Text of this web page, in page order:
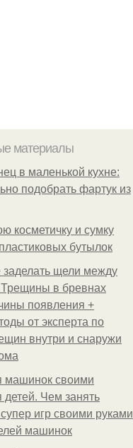
материалы
в маленькой кухне:
подобрать фартук из
косметичку и сумку
бутылок
щели между
в бревнах
появления +
от эксперта по
внутри и снаружи
машинок своими
детей. Чем занять
игр своими руками
машинок